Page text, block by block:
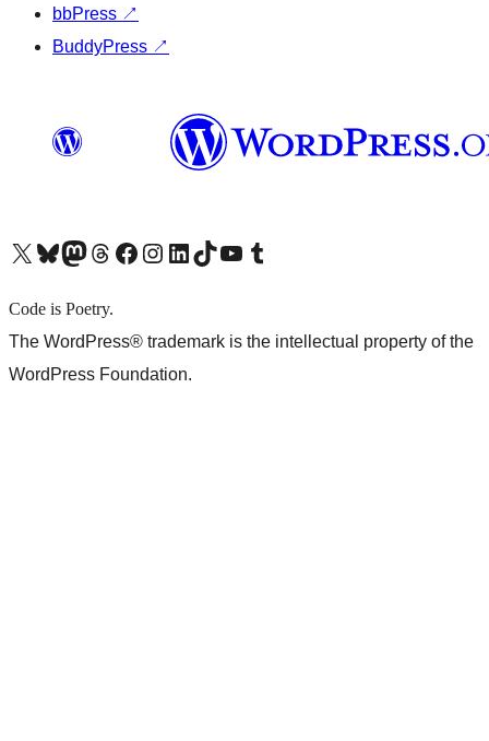
bbPress ↗
BuddyPress ↗
X (旧 Twitter) アカウントへBluesky アカウントへMastodon アカウントへThreads アカウントへ Facebook ページへInstagram アカウントへ LinkedIn アカウントへTikTok アカウントへYouTube チャンネルへ Tumblr アカウントへ
Code is Poetry.
The WordPress® trademark is the intellectual property of the
WordPress Foundation.